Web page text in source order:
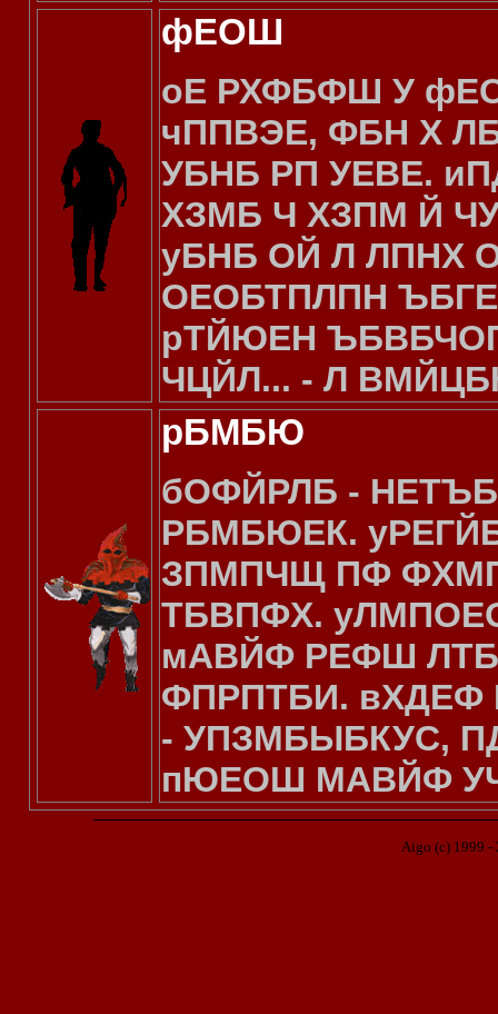
фЕОШ
оЕ РХФБФШ У
чППВЭЕ, ФБН Х
УБНБ РП УЕВЕ.
ХЗМБ Ч ХЗПМ Й
уБНБ ОЙ Л ЛПНХ
ОЕОБТПЛПН
рТЙЮЕН
ЧЦЙЛ... - Л
рБМБЮ
бОФЙРЛБ -
РБМБЮЕК.
ЗПМПЧЩ ПФ
ТБВПФХ.
мАВЙФ РЕФШ
ФПРПТБИ.
- УПЗМБЫБКУС,
пЮЕОШ МАВЙФ
Aigo (c) 1999 -